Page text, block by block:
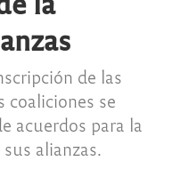
de las
coaliciones se
acuerdos para la
alianzas.